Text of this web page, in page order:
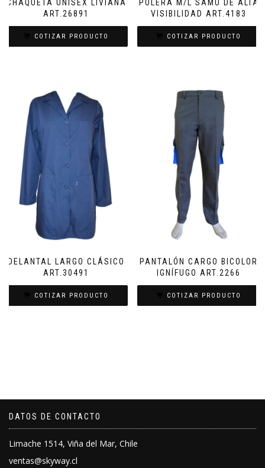
CHAQUETA UNISEX LIVIANA
ART.26891
COTIZAR PRODUCTO
POLERA M/L SAMU DE ALTA
VISIBILIDAD ART.4183
COTIZAR PRODUCTO
DELANTAL LARGO CLÁSICO
ART.30491
COTIZAR PRODUCTO
PANTALÓN CARGO BICOLOR
IGNÍFUGO ART.2266
COTIZAR PRODUCTO
DATOS DE CONTACTO
Limache 1514, Viña del Mar, Chile
ventas@skyway.cl